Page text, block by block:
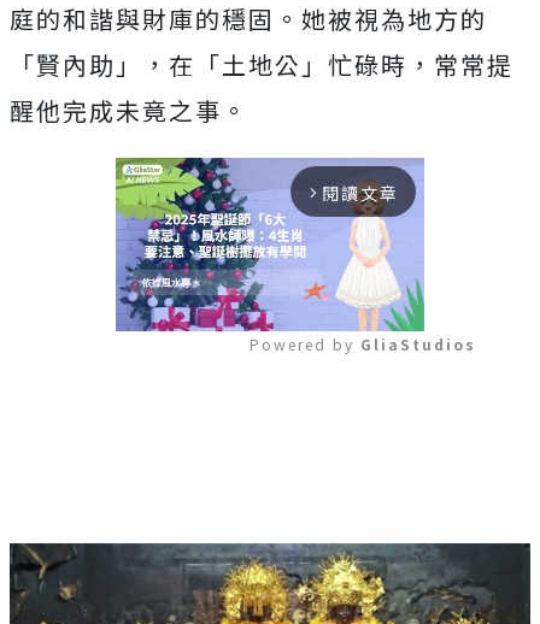
庭的和諧與財庫的穩固。她被視為地方的
「賢內助」，在「土地公」忙碌時，常常提
醒他完成未竟之事。
arrow_forward_ios 閱讀文章
Powered by GliaStudios